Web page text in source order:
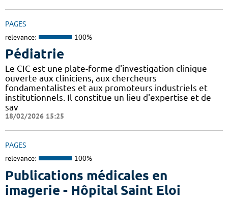
PAGES
relevance: 100%
Pédiatrie
Le CIC est une plate-forme d'investigation clinique
ouverte aux cliniciens, aux chercheurs
fondamentalistes et aux promoteurs industriels et
institutionnels. Il constitue un lieu d'expertise et de
sav
18/02/2026 15:25
PAGES
relevance: 100%
Publications médicales en
imagerie - Hôpital Saint Eloi